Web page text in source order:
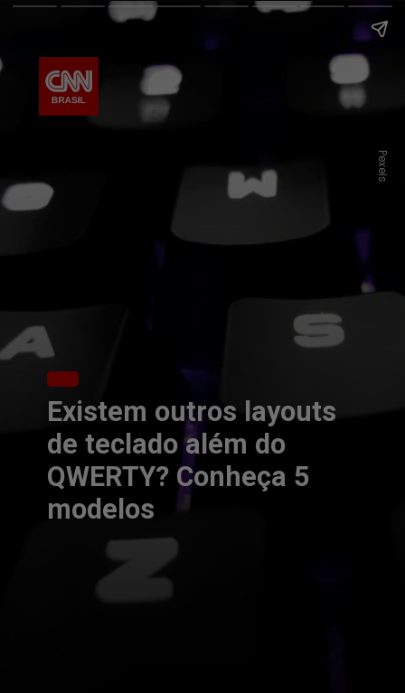
Existem outros layouts
de teclado além do
QWERTY? Conheça 5
modelos
Pexels